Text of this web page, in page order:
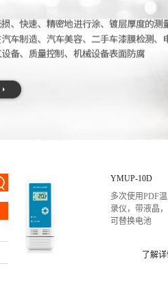
YMUP-10D
多次使用PDF
录仪，带液晶
可替换电池
了解